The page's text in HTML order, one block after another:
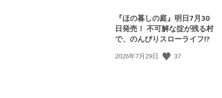
『ほの暮しの庭』明日7月30
日発売！ 不可解な掟が残る村
で、のんびりスローライフ!?
公
2026年7月29日 37